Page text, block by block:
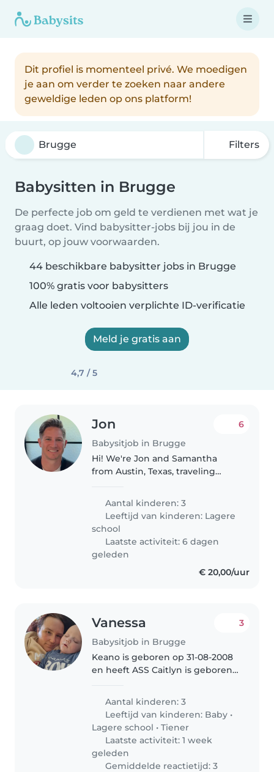
Dit profiel is momenteel privé. We moedigen
je aan om verder te zoeken naar andere
geweldige leden op ons platform!
Filters
Babysitten in Brugge
De perfecte job om geld te verdienen met wat je
graag doet. Vind babysitter-jobs bij jou in de
buurt, op jouw voorwaarden.
44 beschikbare babysitter jobs in Brugge
100% gratis voor babysitters
Alle leden voltooien verplichte ID-verificatie
Meld je gratis aan
4,7 / 5
Jon
Babysitjob in Brugge
6
Hi! We're Jon and Samantha
from Austin, Texas, traveling
children (ages 11, 8, and 6). We
love exploring new places
together, and our kids are
curious,..
Aantal kinderen: 3
Leeftijd van kinderen: Lagere
school
Laatste activiteit: 6 dagen
geleden
€ 20,00/uur
Vanessa
Babysitjob in Brugge
3
Keano is geboren op 31-08-2008
en heeft ASS Caitlyn is geboren
Aantal kinderen: 3
Leeftijd van kinderen: Baby •
Lagere school •Tiener
Laatste activiteit: 1 week
geleden
Gemiddelde reactietijd: 3